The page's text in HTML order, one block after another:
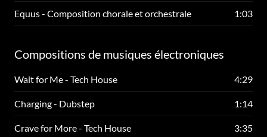
Equus - Composition chorale et orchestrale 1:03
Compositions de musiques électroniques
Wait for Me - Tech House 4:29
Charging - Dubstep 1:14
Crave for More - Tech House 3:35